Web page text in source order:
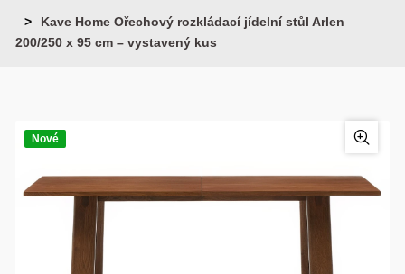
Kave Home Ořechový rozkládací jídelní stůl Arlen
200/250 x 95 cm – vystavený kus
Nové